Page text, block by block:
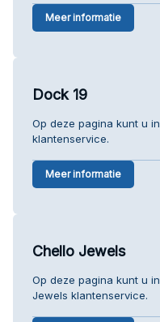
Meer informatie
Dock 19
Op deze pagina kunt u
klantenservice.
Meer informatie
Chello Jewels
Op deze pagina kunt u
Jewels klantenservice.